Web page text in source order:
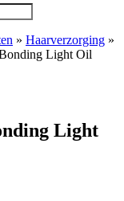
» Haarverzorging »
Light Oil
Light